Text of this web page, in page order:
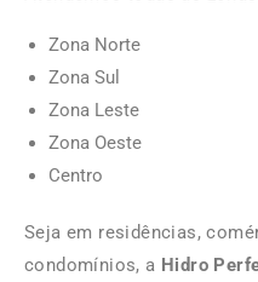
Zona Norte
Zona Sul
Zona Leste
Zona Oeste
Centro
Seja em residências,
condomínios, a Hidro